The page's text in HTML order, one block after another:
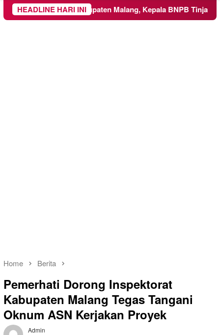
HEADLINE HARI INI
Wilayah Kabupaten Malang, Kepala BNPB Tinjau Langsung
Home Berita
Pemerhati Dorong Inspektorat
Kabupaten Malang Tegas Tangani
Oknum ASN Kerjakan Proyek
Admin